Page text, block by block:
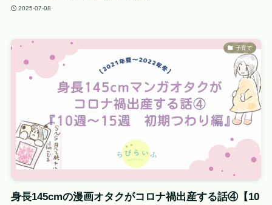
2025-07-08
子育て
身長145cmの漫画オタクがコロナ禍出産する話④【10